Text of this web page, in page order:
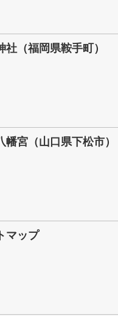
社（福岡県鞍手町）
幡宮（山口県下松市）
マップ